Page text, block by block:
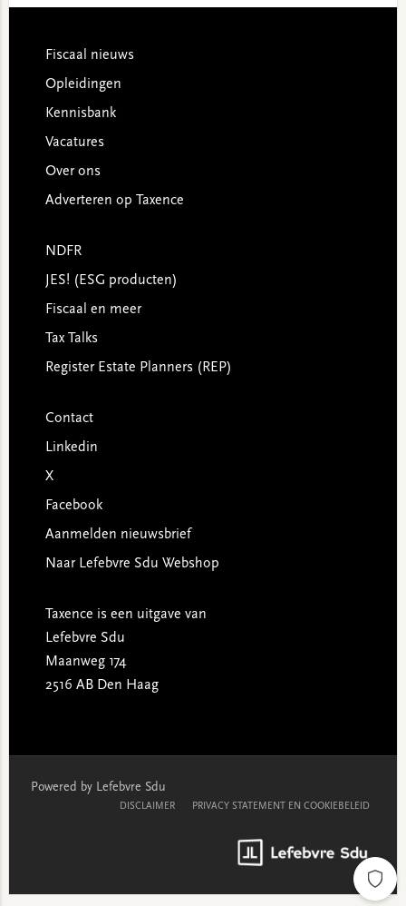
Footer
Fiscaal nieuws
Opleidingen
Kennisbank
Vacatures
Over ons
Adverteren op Taxence
NDFR
JES! (ESG producten)
Fiscaal en meer
Tax Talks
Register Estate Planners (REP)
Contact
Linkedin
X
Facebook
Aanmelden nieuwsbrief
Naar Lefebvre Sdu Webshop
Taxence is een uitgave van
Lefebvre Sdu
Maanweg 174
2516 AB Den Haag
Powered by Lefebvre Sdu
DISCLAIMER PRIVACY STATEMENT EN COOKIEBELEID